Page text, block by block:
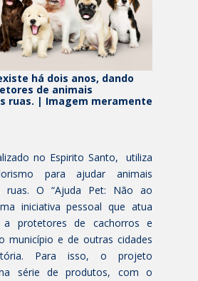
há dois anos, dando
de animais
ruas. | Imagem meramente
no Espirito Santo, utiliza
para ajudar animais
ruas. O “Ajuda Pet: Não ao
iniciativa pessoal que atua
a protetores de cachorros e
município e de outras cidades
Para isso, o projeto
série de produtos, com o